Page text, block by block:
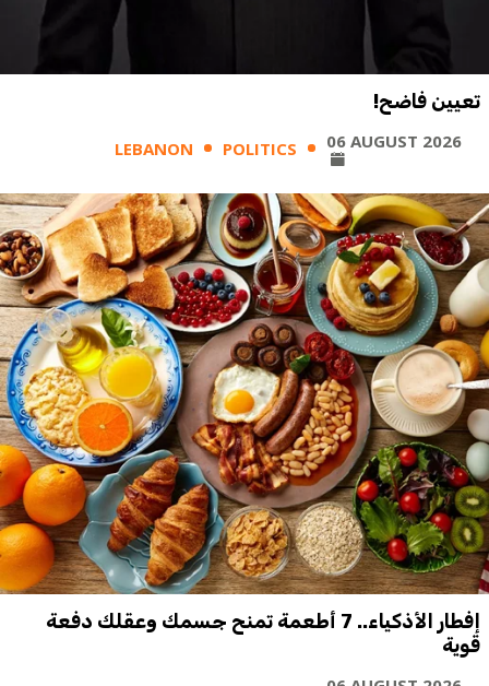
تعيين فاضح!
LEBANON POLITICS 06 AUGUST 2026
إفطار الأذكياء.. 7 أطعمة تمنح جسمك وعقلك دفعة
قوية